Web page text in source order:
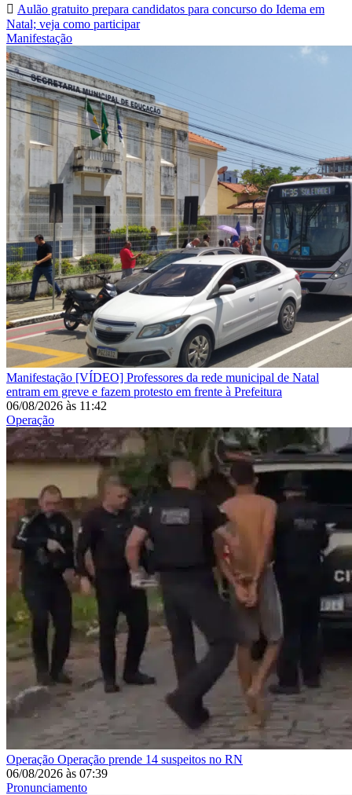
Aulão gratuito prepara candidatos para concurso do Idema em
Natal; veja como participar
Manifestação
Manifestação [VÍDEO] Professores da rede municipal de Natal
entram em greve e fazem protesto em frente à Prefeitura
06/08/2026 às 11:42
Operação
Operação Operação prende 14 suspeitos no RN
06/08/2026 às 07:39
Pronunciamento